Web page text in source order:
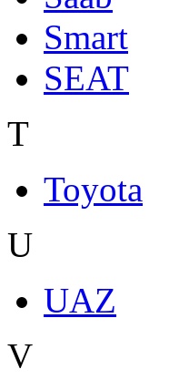
Smart
SEAT
T
Toyota
U
UAZ
V